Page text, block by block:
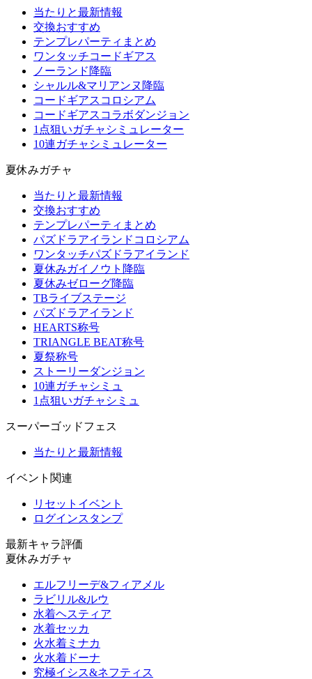
当たりと最新情報
交換おすすめ
テンプレパーティまとめ
ワンタッチコードギアス
ノーランド降臨
シャルル&マリアンヌ降臨
コードギアスコロシアム
コードギアスコラボダンジョン
1点狙いガチャシミュレーター
10連ガチャシミュレーター
夏休みガチャ
当たりと最新情報
交換おすすめ
テンプレパーティまとめ
パズドラアイランドコロシアム
ワンタッチパズドラアイランド
夏休みガイノウト降臨
夏休みゼローグ降臨
TBライブステージ
パズドラアイランド
HEARTS称号
TRIANGLE BEAT称号
夏祭称号
ストーリーダンジョン
10連ガチャシミュ
1点狙いガチャシミュ
スーパーゴッドフェス
当たりと最新情報
イベント関連
リセットイベント
ログインスタンプ
最新キャラ評価
夏休みガチャ
エルフリーデ&フィアメル
ラビリル&ルウ
水着ヘスティア
水着セッカ
火水着ミナカ
火水着ドーナ
究極イシス&ネフティス